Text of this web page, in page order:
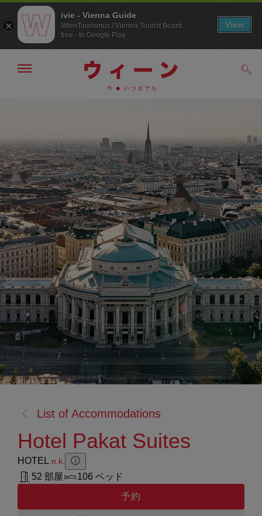
へ
ジ
の
ト
ッ
プ
へ
メ
非
表
示
る:
List of Accommodations
Hotel Pakat Suites
HOTEL n.k.
Zusatzinformation anzeigen
Zusatzinformation ausblenden
52 部屋
106 ベッド
予約
ivie - Vienna Guide
WienTourismus / Vienna Tourist Board
free - In Google Play
View